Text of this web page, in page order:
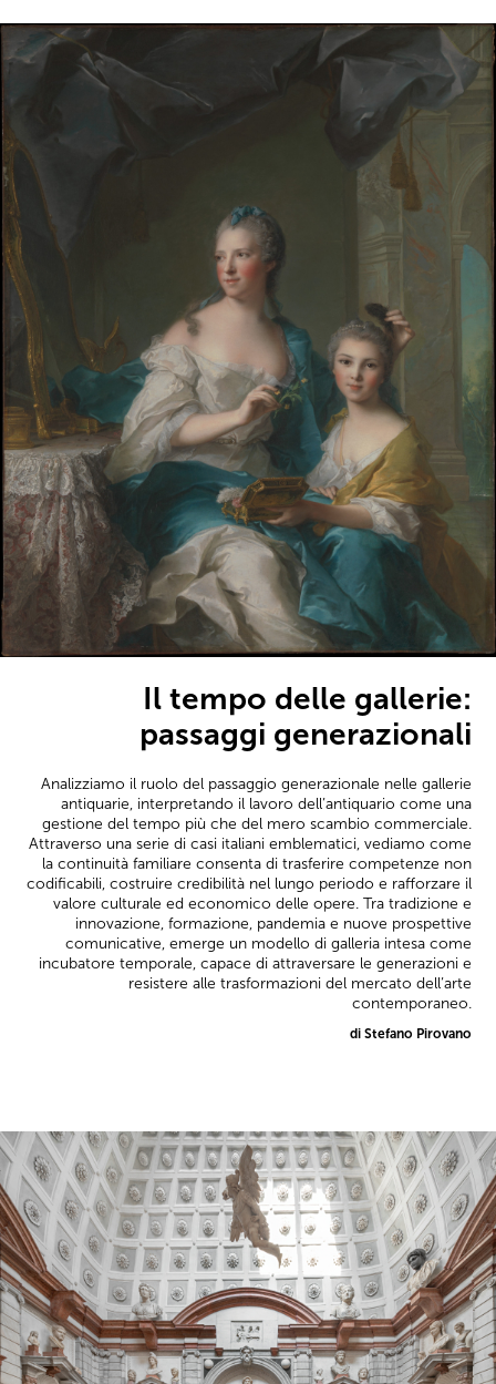
Il tempo delle gallerie:
passaggi generazionali
Analizziamo il ruolo del passaggio generazionale nelle gallerie
antiquarie, interpretando il lavoro dell’antiquario come una
gestione del tempo più che del mero scambio commerciale.
Attraverso una serie di casi italiani emblematici, vediamo come
la continuità familiare consenta di trasferire competenze non
codificabili, costruire credibilità nel lungo periodo e rafforzare il
valore culturale ed economico delle opere. Tra tradizione e
innovazione, formazione, pandemia e nuove prospettive
comunicative, emerge un modello di galleria intesa come
incubatore temporale, capace di attraversare le generazioni e
resistere alle trasformazioni del mercato dell’arte
contemporaneo.
di Stefano Pirovano